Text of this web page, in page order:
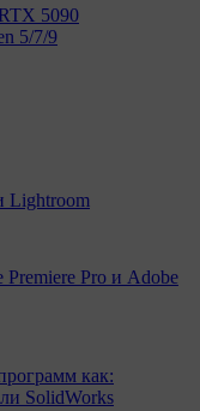
5090
5/7/9
Lightroom
Pro и Adobe
как:
SolidWorks